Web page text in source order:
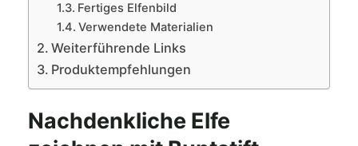
Fertiges Elfenbild
Verwendete Materialien
Weiterführende Links
Produktempfehlungen
Nachdenkliche Elfe